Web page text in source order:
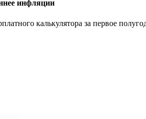
инфляции
калькулятора за первое